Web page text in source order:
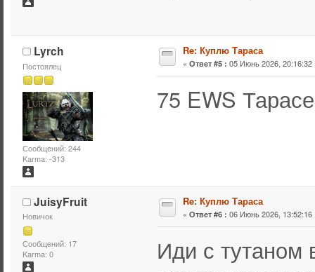
Lyrch
Постоялец
Сообщений: 244
Karma: -313
Re: Куплю Тараса
« Ответ #5 : 05 Июнь 2026, 20:16:32
75 EWS
JuisyFruit
Новичок
Сообщений: 17
Karma: 0
Re: Куплю Тараса
« Ответ #6 : 06 Июнь 2026, 13:52:16
Иди с тутаном